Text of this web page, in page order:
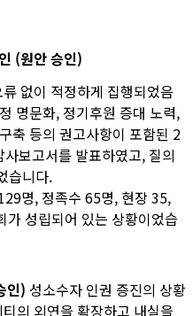
(원안 승인)
없이 적정하게 집행되었음
명문화, 정기후원 증대 노력,
축 등의 권고사항이 포함된 2
보고서를 발표하였고, 질의
습니다.
명, 정족수 65명, 현장 35,
성립되어 있는 상황이었습
인) 성소수자 인권 증진의 상황
의 외연을 확장하고 내실을